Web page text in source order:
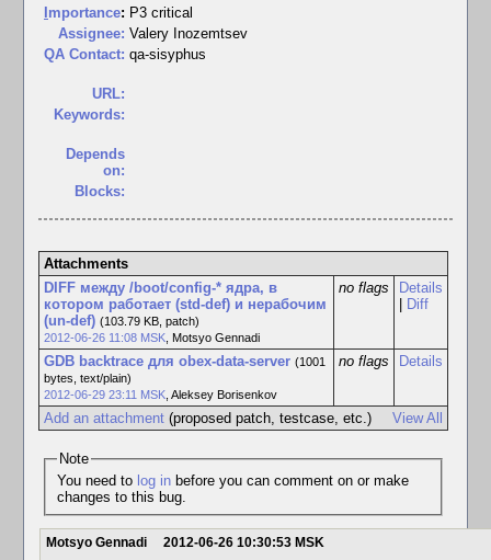
mportance: P3 critical
Assignee: Valery Inozemtsev
QA Contact: qa-sisyphus
URL:
Keywords:
Depends
on:
Blocks:
Attachments
DIFF между /boot/config-* ядра, в
котором работает (std-def) и нерабочим
(un-def) (103.79 KB, patch)
2012-06-26 11:08 MSK, Motsyo Gennadi
no flags
Details
Diff
GDB backtrace для obex-data-server (1001
bytes, text/plain)
2012-06-29 23:11 MSK, Aleksey Borisenkov
no flags Details
View All
Add an attachment(proposed patch, testcase, etc.)
Note
You need to log inbefore you can comment on or make
changes to this bug.
Motsyo Gennadi 2012-06-26 10:30:53 MSK